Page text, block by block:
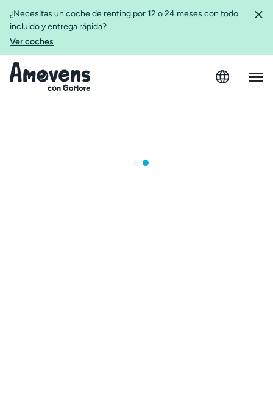
¿Necesitas un coche de renting por 12 o 24 meses con todo
incluido y entrega rápida?
Ver coches